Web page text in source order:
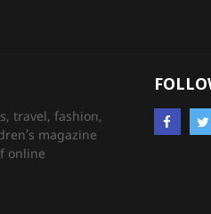
travel, fashion,
magazine
online